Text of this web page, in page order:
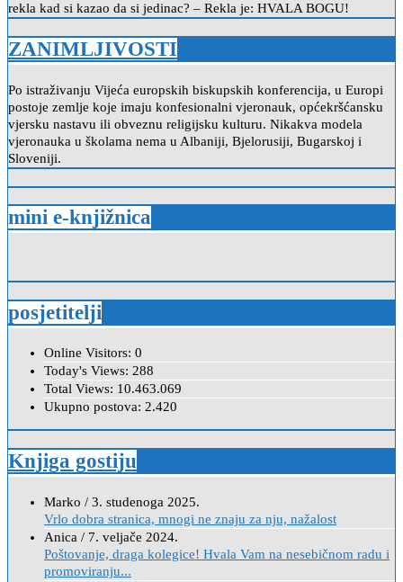
rekla kad si kazao da si jedinac? – Rekla je: HVALA BOGU!
ZANIMLJIVOSTI
Po istraživanju Vijeća europskih biskupskih konferencija, u Europi
postoje zemlje koje imaju konfesionalni vjeronauk, općekršćansku
vjersku nastavu ili obveznu religijsku kulturu. Nikakva modela
vjeronauka u školama nema u Albaniji, Bjelorusiji, Bugarskoj i
Sloveniji.
mini e-knjižnica
posjetitelji
Online Visitors: 0
Today's Views: 288
Total Views: 10.463.069
Ukupno postova: 2.420
Knjiga gostiju
Marko / 3. studenoga 2025.
Vrlo dobra stranica, mnogi ne znaju za nju, nažalost
Anica / 7. veljače 2024.
Poštovanje, draga kolegice! Hvala Vam na nesebičnom radu i
promoviranju...